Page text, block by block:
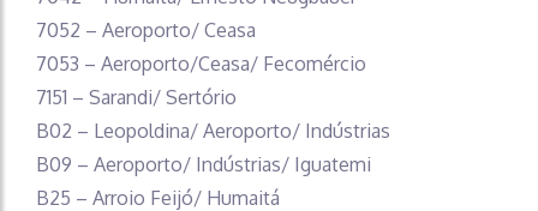
7052 – Aeroporto/ Ceasa
7053 – Aeroporto/Ceasa/ Fecomércio
7151 – Sarandi/ Sertório
B02 – Leopoldina/ Aeroporto/ Indústrias
B09 – Aeroporto/ Indústrias/ Iguatemi
B25 – Arroio Feijó/ Humaitá